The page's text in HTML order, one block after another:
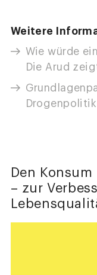
Weitere
Wie würde
Die Arud
Drogenpolitik
Den
– zur